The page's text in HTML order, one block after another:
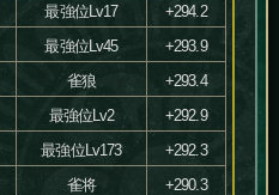
最強位Lv17
+294.2
最強位Lv45
+293.9
雀狼
+293.4
最強位Lv2
+292.9
最強位Lv173
+292.3
雀将
+290.3